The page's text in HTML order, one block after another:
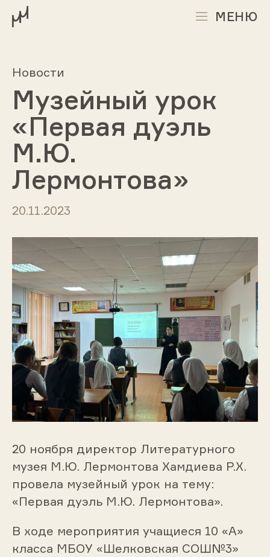
МЕНЮ
Новости
Музейный урок
«Первая дуэль
М.Ю.
Лермонтова»
20.11.2023
20 ноября директор Литературного
музея М.Ю. Лермонтова Хамдиева Р.Х.
провела музейный урок на тему:
«Первая дуэль М.Ю. Лермонтова».
В ходе мероприятия учащиеся 10 «А»
класса МБОУ «Шелковская СОШ№3»